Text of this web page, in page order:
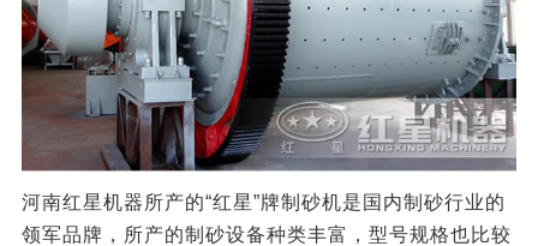
河南红星机器所产的“红星”牌制砂机是国内制砂行业的
领军品牌，所产的制砂设备种类丰富，型号规格也比较